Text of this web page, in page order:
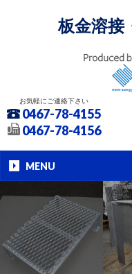
板金溶接
お気軽にご連絡下さい
0467-78-4155
0467-78-4156
MENU